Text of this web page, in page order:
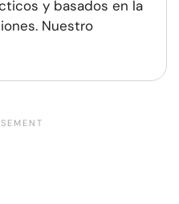
y basados en la
Nuestro